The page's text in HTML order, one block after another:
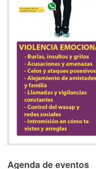
Agenda de eventos